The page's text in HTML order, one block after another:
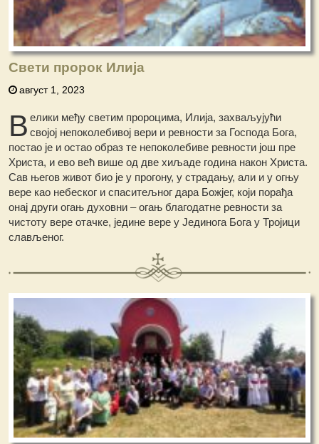
Свети пророк Илија
август 1, 2023
В елики међу светим пророцима, Илија, захваљујући
својој непоколебивој вери и ревности за Господа Бога,
постао је и остао образ те непоколебиве ревности још пре
Христа, и ево већ више од две хиљаде година након Христа.
Сав његов живот био је у прогону, у страдању, али и у огњу
вере као небеског и спаситељног дара Божјег, који порађа
онај други огањ духовни – огањ благодатне ревности за
чистоту вере отачке, једине вере у Јединога Бога у Тројици
слављеног.